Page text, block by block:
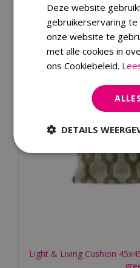
Light & Living Cushion
Deze website
gebruikerservaring
onze website te
met alle cookies in
ons Cookiebeleid.
DETAILS